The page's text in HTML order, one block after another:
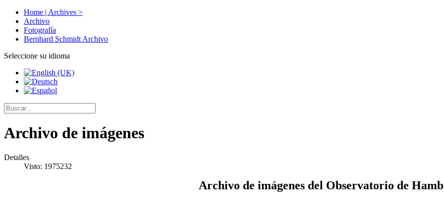
Home | Archives >
Archivo
Fotografía
Bernhard Schmidt Archivo
Seleccione su idioma
Archivo de imágenes
Detalles
Visto: 1975232
Archivo de imágenes del Observatorio de